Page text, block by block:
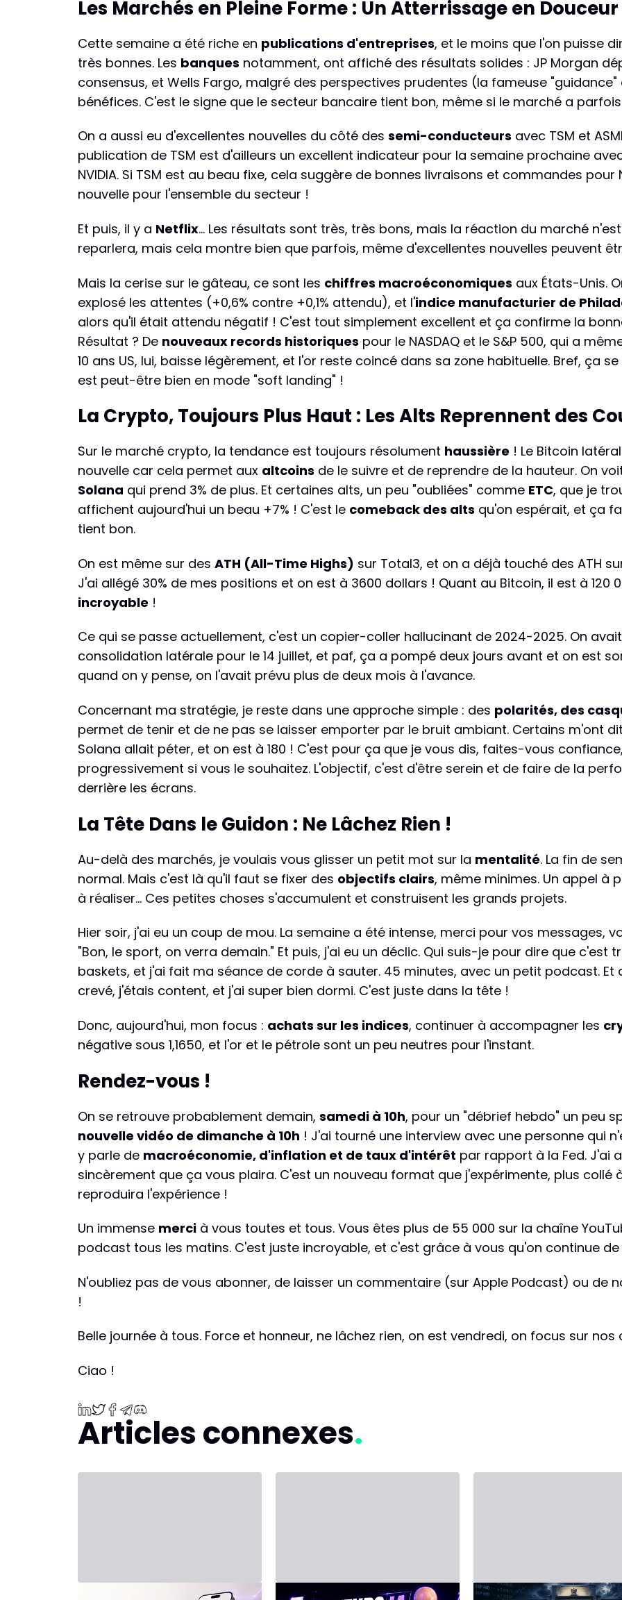
Les Marchés en Pleine Forme : Un Atterrissage en Douceur
Cette semaine a été riche en publications d'entreprises, et le moins que l'on puisse
très bonnes. Les banques notamment, ont affiché des résultats solides : JP Morgan
consensus, et Wells Fargo, malgré des perspectives prudentes (la fameuse
bénéfices. C'est le signe que le secteur bancaire tient bon, même si le marché a
On a aussi eu d'excellentes nouvelles du côté des semi-conducteurs avec TSM et
publication de TSM est d'ailleurs un excellent indicateur pour la semaine prochaine
NVIDIA. Si TSM est au beau fixe, cela suggère de bonnes livraisons et commandes pour
nouvelle pour l'ensemble du secteur !
Et puis, il y a Netflix... Les résultats sont très, très bons, mais la réaction du marché
reparlera, mais cela montre bien que parfois, même d'excellentes nouvelles peuvent
Mais la cerise sur le gâteau, ce sont les chiffres macroéconomiques aux États-Unis.
explosé les attentes (+0,6% contre +0,1% attendu), et l'indice manufacturier de
alors qu'il était attendu négatif ! C'est tout simplement excellent et ça confirme la
Résultat ? De nouveaux records historiques pour le NASDAQ et le S&P 500, qui a
10 ans US, lui, baisse légèrement, et l'or reste coincé dans sa zone habituelle. Bref, ça
est peut-être bien en mode "soft landing" !
La Crypto, Toujours Plus Haut : Les Alts Reprennent des
Sur le marché crypto, la tendance est toujours résolument haussière ! Le Bitcoin
nouvelle car cela permet aux altcoins de le suivre et de reprendre de la hauteur. On
Solana qui prend 3% de plus. Et certaines alts, un peu "oubliées" comme ETC, que je
affichent aujourd'hui un beau +7% ! C'est le comeback des alts qu'on espérait, et ça
tient bon.
On est même sur des ATH (All-Time Highs) sur Total3, et on a déjà touché des ATH
J'ai allégé 30% de mes positions et on est à 3600 dollars ! Quant au Bitcoin, il est à
incroyable !
Ce qui se passe actuellement, c'est un copier-coller hallucinant de 2024-2025. On
consolidation latérale pour le 14 juillet, et paf, ça a pompé deux jours avant et on est
quand on y pense, on l'avait prévu plus de deux mois à l'avance.
Concernant ma stratégie, je reste dans une approche simple : des polarités, des
permet de tenir et de ne pas se laisser emporter par le bruit ambiant. Certains m'ont
Solana allait péter, et on est à 180 ! C'est pour ça que je vous dis, faites-vous
progressivement si vous le souhaitez. L'objectif, c'est d'être serein et de faire de la
derrière les écrans.
La Tête Dans le Guidon : Ne Lâchez Rien !
Au-delà des marchés, je voulais vous glisser un petit mot sur la mentalité. La fin de
normal. Mais c'est là qu'il faut se fixer des objectifs clairs, même minimes. Un appel à
à réaliser... Ces petites choses s'accumulent et construisent les grands projets.
Hier soir, j'ai eu un coup de mou. La semaine a été intense, merci pour vos messages,
"Bon, le sport, on verra demain." Et puis, j'ai eu un déclic. Qui suis-je pour dire que c'est
baskets, et j'ai fait ma séance de corde à sauter. 45 minutes, avec un petit podcast. Et
crevé, j'étais content, et j'ai super bien dormi. C'est juste dans la tête !
Donc, aujourd'hui, mon focus : achats sur les indices, continuer à accompagner les
négative sous 1,1650, et l'or et le pétrole sont un peu neutres pour l'instant.
Rendez-vous !
On se retrouve probablement demain, samedi à 10h, pour un "débrief hebdo" un peu
nouvelle vidéo de dimanche à 10h ! J'ai tourné une interview avec une personne qui
y parle de macroéconomie, d'inflation et de taux d'intérêt par rapport à la Fed. J'ai
sincèrement que ça vous plaira. C'est un nouveau format que j'expérimente, plus collé
reproduira l'expérience !
Un immense merci à vous toutes et tous. Vous êtes plus de 55 000 sur la chaîne
podcast tous les matins. C'est juste incroyable, et c'est grâce à vous qu'on continue
N'oubliez pas de vous abonner, de laisser un commentaire (sur Apple Podcast) ou de
!
Belle journée à tous. Force et honneur, ne lâchez rien, on est vendredi, on focus sur
Ciao !
Articles connexes
20 juillet 2026 - Third Party 14 juin 2026 - Third Party